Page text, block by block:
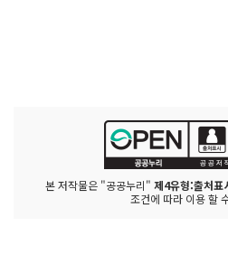
본 저작물은 "공공누리" 제4유형:출처표
조건에 따라 이용 할